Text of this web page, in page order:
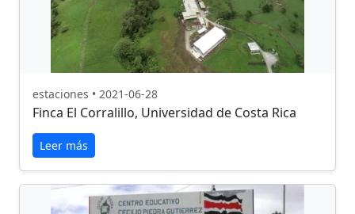
estaciones • 2021-06-28
Finca El Corralillo, Universidad de Costa Rica
Leer más